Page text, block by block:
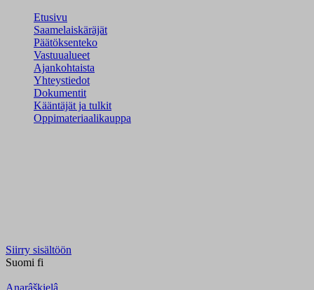
Etusivu
Saamelaiskäräjät
Päätöksenteko
Vastuualueet
Ajankohtaista
Yhteystiedot
Dokumentit
Kääntäjät ja tulkit
Oppimateriaalikauppa
Siirry sisältöön
Suomi fi
Anarâškielâ